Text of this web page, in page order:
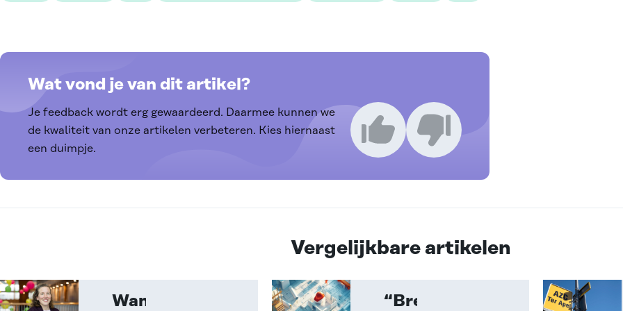
Wat vond je van dit artikel?
Je feedback wordt erg gewaardeerd. Daarmee kunnen we
de kwaliteit van onze artikelen verbeteren. Kies hiernaast
een duimpje.
Ik vind dit een goed artikel
Ik vind dit een slecht artikel
Vergelijkbare artikelen
Wanneer “Breng